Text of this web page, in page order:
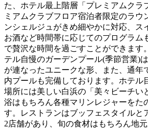
た、ホテル最上階層「プレミアムクラ
ミアムクラブフロア宿泊者限定のラウ
ンシェルジュがきめ細やかに対応、ス
お酒など時間帯に応じてのプログラム
で贅沢な時間を過ごすことができます
テル⾃慢のガーデンプール(季節営業)
が連なったユニークな形、また、通年
内プールも完備しております。ホテル
場所には美しい⽩浜の「美々ビーチい
浴はもちろん各種マリンレジャーをた
す。レストランはブッフェスタイルと
2店舗があり、旬の⾷材はもちろん地